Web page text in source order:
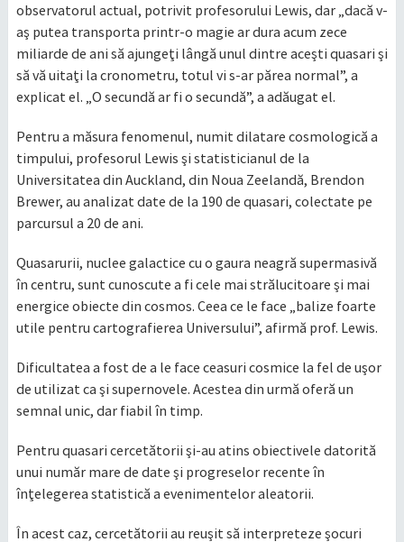
observatorul actual, potrivit profesorului Lewis, dar „dacă v-
aş putea transporta printr-o magie ar dura acum zece
miliarde de ani să ajungeţi lângă unul dintre aceşti quasari şi
să vă uitaţi la cronometru, totul vi s-ar părea normal”, a
explicat el. „O secundă ar fi o secundă”, a adăugat el.
Pentru a măsura fenomenul, numit dilatare cosmologică a
timpului, profesorul Lewis şi statisticianul de la
Universitatea din Auckland, din Noua Zeelandă, Brendon
Brewer, au analizat date de la 190 de quasari, colectate pe
parcursul a 20 de ani.
Quasarurii, nuclee galactice cu o gaura neagră supermasivă
în centru, sunt cunoscute a fi cele mai strălucitoare şi mai
energice obiecte din cosmos. Ceea ce le face „balize foarte
utile pentru cartografierea Universului”, afirmă prof. Lewis.
Dificultatea a fost de a le face ceasuri cosmice la fel de uşor
de utilizat ca şi supernovele. Acestea din urmă oferă un
semnal unic, dar fiabil în timp.
Pentru quasari cercetătorii şi-au atins obiectivele datorită
unui număr mare de date şi progreselor recente în
înţelegerea statistică a evenimentelor aleatorii.
În acest caz, cercetătorii au reuşit să interpreteze şocuri